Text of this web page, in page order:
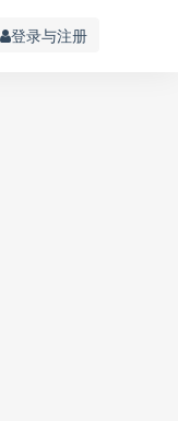
登录与注册